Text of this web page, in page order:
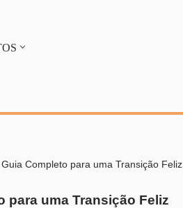
Completo para uma Transição Feliz
para uma Transição Feliz